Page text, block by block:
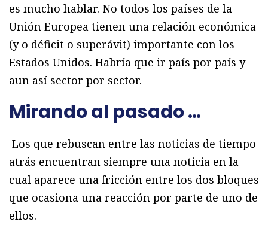
es mucho hablar. No todos los países de la
Unión Europea tienen una relación económica
(y o déficit o superávit) importante con los
Estados Unidos. Habría que ir país por país y
aun así sector por sector.
Mirando al pasado …
Los que rebuscan entre las noticias de tiempo
atrás encuentran siempre una noticia en la
cual aparece una fricción entre los dos bloques
que ocasiona una reacción por parte de uno de
ellos.